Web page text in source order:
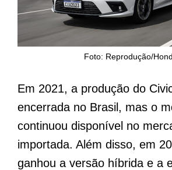
Foto: Reprodução/
Em 2021, a produção do
encerrada no Brasil, mas o
continuou disponível no
importada. Além disso, em
ganhou a versão híbrida e a